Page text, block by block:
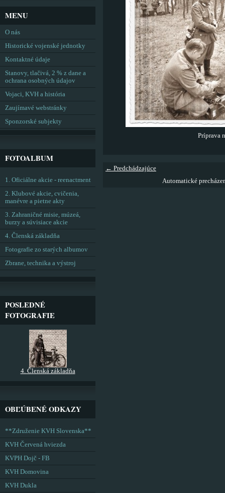
Príprava
← Predchádzajúce
Automatické
MENU
O nás
Historické vojenské jednotky
Kontaktné údaje
Stanovy, tlačivá, 2 % z dane a
ochrana osobných údajov
Vojaci, KVH a história
Zaujímavé webstránky
Sponzorské subjekty
FOTOALBUM
1. Oficiálne akcie - reenactment
2. Klubové akcie, cvičenia,
manévre a pietne akty
3. Zahraničné misie, múzeá,
burzy a súvisiace akcie
4. Členská základňa
Fotografie zo starých albumov
Zbrane, technika a výstroj
POSLEDNÉ
FOTOGRAFIE
4. Členská základňa
OBĽÚBENÉ ODKAZY
**Združenie KVH Slovenska**
KVH Červená hviezda
KVPH Dojč - FB
KVH Domovina
KVH Dukla